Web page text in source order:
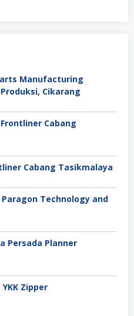
Manufacturing
Cikarang
Cabang
Cabang Tasikmalaya
Paragon Technology and
Persada Planner
Zipper